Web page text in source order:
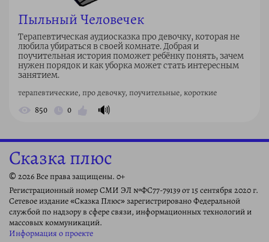
Пыльный Человечек
Терапевтическая аудиосказка про девочку, которая не
любила убираться в своей комнате. Добрая и
поучительная история поможет ребёнку понять, зачем
нужен порядок и как уборка может стать интересным
занятием.
терапевтические, про девочку, поучительные, короткие
850 0 🔊
Сказка плюс
© 2026 Все права защищены. 0+
Регистрационный номер СМИ ЭЛ №ФС77-79139 от 15 сентября 2020 г.
Сетевое издание «Сказка Плюс» зарегистрировано Федеральной
службой по надзору в сфере связи, информационных технологий и
массовых коммуникаций.
Информация о проекте